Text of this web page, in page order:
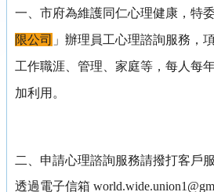
一、市府為維護同仁心理健康，特委
限公司 」辦理員工心理諮詢服務，
工作職涯、管理、家庭等，每人每
加利用。
二、申請心理諮詢服務請撥打客戶
透過電子信箱